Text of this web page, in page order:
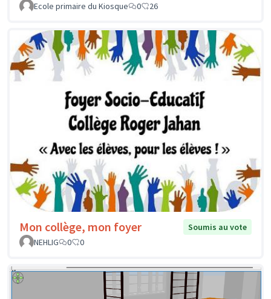
Ecole primaire du Kiosque 0 26
Mon collège, mon foyer
Soumis au vote
NEHLIG
0 0